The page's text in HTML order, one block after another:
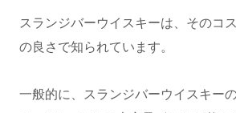
スランジバーウイスキーは、そのコ
の良さで知られています。
一般的に、スランジバーウイスキー